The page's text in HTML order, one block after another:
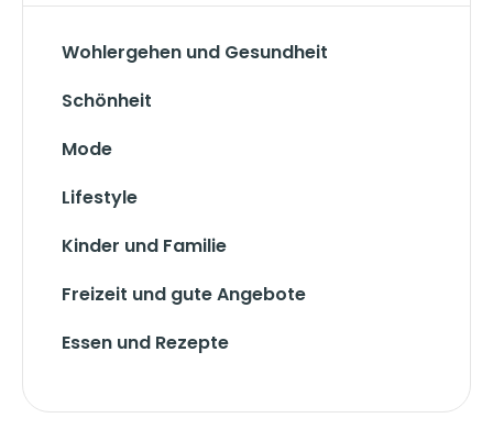
Wohlergehen und Gesundheit
Schönheit
Mode
Lifestyle
Kinder und Familie
Freizeit und gute Angebote
Essen und Rezepte